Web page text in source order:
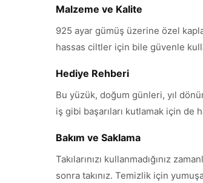
Malzeme ve Kalite
925 ayar gümüş üzerine özel
hassas ciltler için bile güvenle
Hediye Rehberi
Bu yüzük, doğum günleri, yıl
iş gibi başarıları kutlamak için de
Bakım ve Saklama
Takılarınızı kullanmadığınız
sonra takınız. Temizlik için